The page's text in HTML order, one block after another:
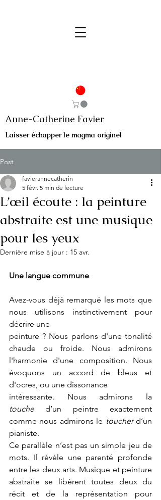
Anne-Catherine Favier
Laisser échapper le magma originel
Post
L’œil écoute : la peinture
abstraite est une musique
pour les yeux
favierannecatherin
5 févr. 5 min de lecture
Dernière mise à jour : 15 avr.
Une langue commune
Avez-vous déjà remarqué les mots que
nous utilisons instinctivement pour
décrire une
peinture ? Nous parlons d'une tonalité
chaude ou froide. Nous admirons
l'harmonie d'une composition. Nous
évoquons un accord de bleus et
d'ocres, ou une dissonance
touche d’un peintre exactement
comme nous admirons le toucher d’un
pianiste.
Ce parallèle n’est pas un simple jeu de
mots. Il révèle une parenté profonde
entre les deux arts. Musique et peinture
abstraite se libèrent toutes deux du
récit et de la représentation pour